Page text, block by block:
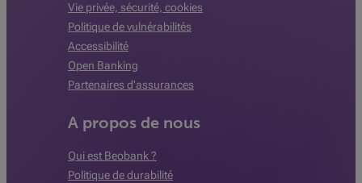
Vie privée, sécurité, cookies
Politique de vulnérabilités
Accessibilité
Open Banking
Partenaires d'assurances
A propos de nous
Qui est Beobank ?
Politique de durabilité